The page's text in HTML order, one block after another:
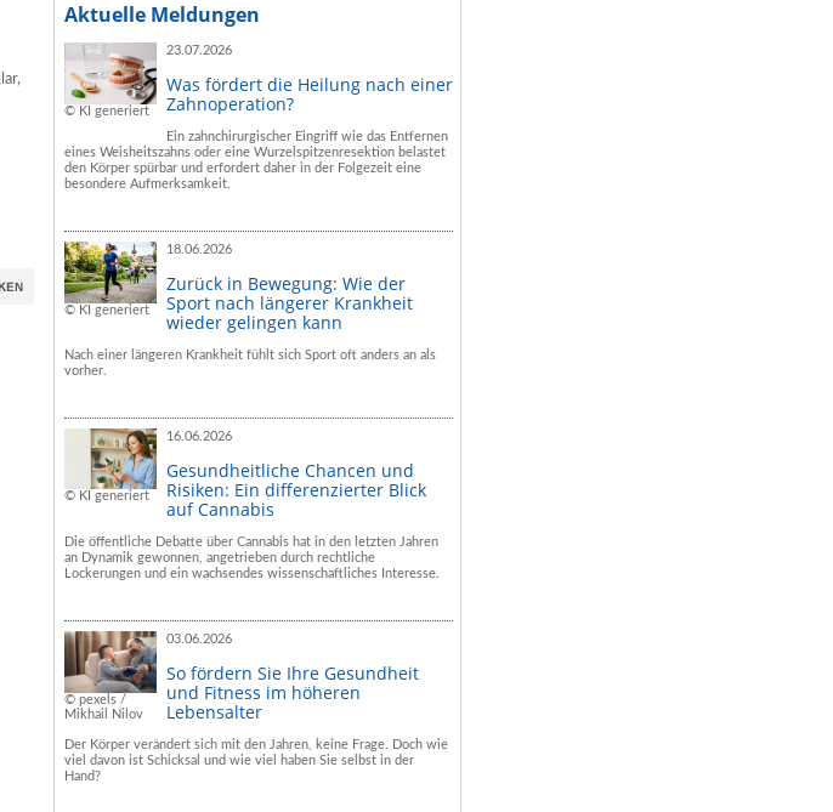
Aktuelle Meldungen
© KI generiert
23.07.2026
Was fördert die Heilung nach einer
Zahnoperation?
Ein zahnchirurgischer Eingriff wie das Entfernen
eines Weisheitszahns oder eine Wurzelspitzenresektion belastet
den Körper spürbar und erfordert daher in der Folgezeit eine
besondere Aufmerksamkeit.
© KI generiert
18.06.2026
Zurück in Bewegung: Wie der
Sport nach längerer Krankheit
wieder gelingen kann
Nach einer längeren Krankheit fühlt sich Sport oft anders an als
vorher.
© KI generiert
16.06.2026
Gesundheitliche Chancen und
Risiken: Ein differenzierter Blick
auf Cannabis
Die öffentliche Debatte über Cannabis hat in den letzten Jahren
an Dynamik gewonnen, angetrieben durch rechtliche
Lockerungen und ein wachsendes wissenschaftliches Interesse.
© pexels /
Mikhail Nilov
03.06.2026
So fördern Sie Ihre Gesundheit
und Fitness im höheren
Lebensalter
Der Körper verändert sich mit den Jahren, keine Frage. Doch wie
viel davon ist Schicksal und wie viel haben Sie selbst in der
Hand?